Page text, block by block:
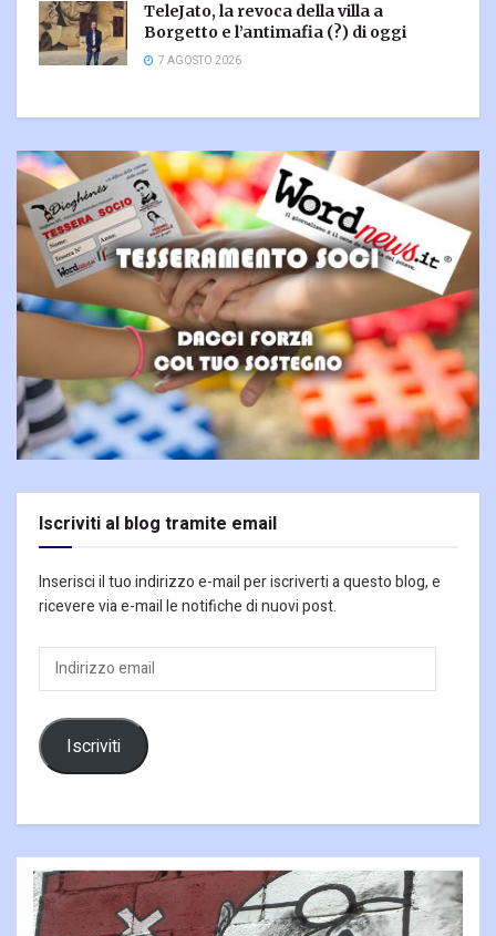
TeleJato, la revoca della villa a
Borgetto e l’antimafia (?) di oggi
7 AGOSTO 2026
Iscriviti al blog tramite email
Inserisci il tuo indirizzo e-mail per iscriverti a questo blog, e
ricevere via e-mail le notifiche di nuovi post.
Indirizzo
email
Iscriviti